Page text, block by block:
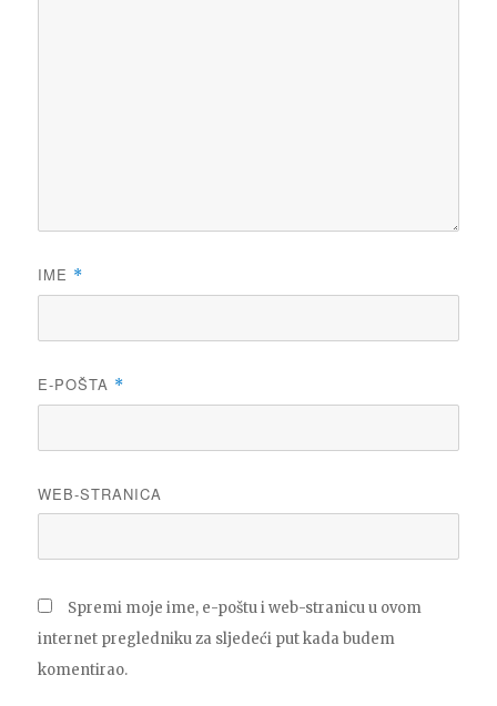
IME *
E-POŠTA *
WEB-STRANICA
Spremi moje ime, e-poštu i web-stranicu u ovom
internet pregledniku za sljedeći put kada budem
komentirao.